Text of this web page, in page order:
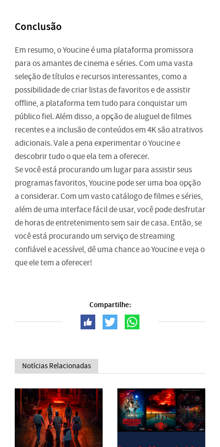
Conclusão
Em resumo, o Youcine é uma plataforma promissora
para os amantes de cinema e séries. Com uma vasta
seleção de títulos e recursos interessantes, como a
possibilidade de criar listas de favoritos e de assistir
offline, a plataforma tem tudo para conquistar um
público fiel. Além disso, a opção de aluguel de filmes
recentes e a inclusão de conteúdos em 4K são atrativos
adicionais. Vale a pena experimentar o Youcine e
descobrir tudo o que ela tem a oferecer.
Se você está procurando um lugar para assistir seus
programas favoritos, Youcine pode ser uma boa opção
a considerar. Com um vasto catálogo de filmes e séries,
além de uma interface fácil de usar, você pode desfrutar
de horas de entretenimento sem sair de casa. Então, se
você está procurando um serviço de streaming
confiável e acessível, dê uma chance ao Youcine e veja o
que ele tem a oferecer!
Compartilhe:
Notícias Relacionadas